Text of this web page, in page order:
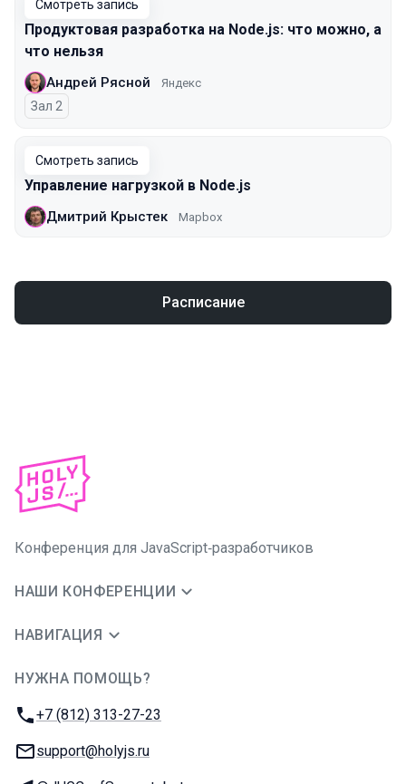
Смотреть запись
Продуктовая разработка на Node.js: что можно, а
что нельзя
Андрей Рясной Яндекс
Зал 2
Смотреть запись
Управление нагрузкой в Node.js
Дмитрий Крыстек Mapbox
Расписание
Конференция для JavaScript‑разработчиков
НАШИ КОНФЕРЕНЦИИ
НАВИГАЦИЯ
НУЖНА ПОМОЩЬ?
Телефон:
+7 (812) 313-27-23
E-mail:
support@holyjs.ru